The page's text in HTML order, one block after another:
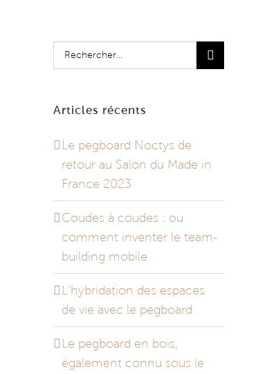
Rechercher:
Articles récents
Le pegboard Noctys de
retour au Salon du Made in
France 2023
Coudes à coudes : ou
comment inventer le team-
building mobile
L’hybridation des espaces
de vie avec le pegboard
Le pegboard en bois,
également connu sous le